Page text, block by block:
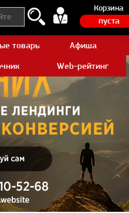
Корзина
пуста
товары AliexpressАфиша
Web-рейтинг